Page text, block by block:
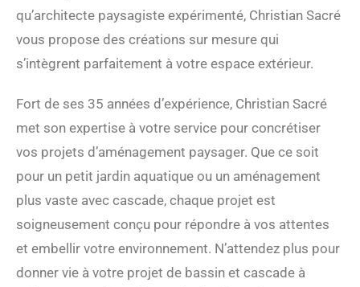
qu’architecte paysagiste expérimenté, Christian Sacré
vous propose des créations sur mesure qui
s’intègrent parfaitement à votre espace extérieur.
Fort de ses 35 années d’expérience, Christian Sacré
met son expertise à votre service pour concrétiser
vos projets d’aménagement paysager. Que ce soit
pour un petit jardin aquatique ou un aménagement
plus vaste avec cascade, chaque projet est
soigneusement conçu pour répondre à vos attentes
et embellir votre environnement. N’attendez plus pour
donner vie à votre projet de bassin et cascade à